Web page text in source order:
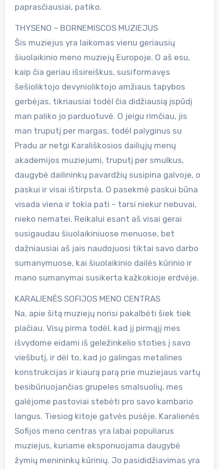
paprasčiausiai, patiko.
THYSENO – BORNEMISCOS MUZIEJUS
Šis muziejus yra laikomas vienu geriausių
šiuolaikinio meno muziejų Europoje. O aš esu,
kaip čia geriau išsireiškus, susiformavęs
šešioliktojo devynioliktojo amžiaus tapybos
gerbėjas, tikriausiai todėl čia didžiausią įspūdį
man paliko jo parduotuvė. O jeigu rimčiau, jis
man truputį per margas, todėl palyginus su
Pradu ar netgi Karališkosios dailiųjų menų
akademijos muziejumi, truputį per smulkus,
daugybė dailininkų pavardžių susipina galvoje, o
paskui ir visai ištirpsta. O pasekmė paskui būna
visada viena ir tokia pati – tarsi niekur nebuvai,
nieko nematei. Reikalui esant aš visai gerai
susigaudau šiuolaikiniuose menuose, bet
dažniausiai aš jais naudojuosi tiktai savo darbo
sumanymuose, kai šiuolaikinio dailės kūrinio ir
mano sumanymai susikerta kažkokioje erdvėje.
KARALIENĖS SOFIJOS MENO CENTRAS
Na, apie šitą muziejų norisi pakalbėti šiek tiek
plačiau. Visų pirma todėl, kad jį pirmąjį mes
išvydome eidami iš geležinkelio stoties į savo
viešbutį, ir dėl to, kad jo galingas metalines
konstrukcijas ir kiaurą parą prie muziejaus vartų
besibūriuojančias grupeles smalsuolių, mes
galėjome pastoviai stebėti pro savo kambario
langus. Tiesiog kitoje gatvės pusėje. Karalienės
Sofijos meno centras yra labai populiarus
muziejus, kuriame eksponuojama daugybė
žymių menininkų kūrinių. Jo pasididžiavimas yra